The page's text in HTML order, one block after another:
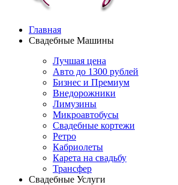
Главная
Свадебные Машины
Лучшая цена
Авто до 1300 рублей
Бизнес и Премиум
Внедорожники
Лимузины
Микроавтобусы
Свадебные кортежи
Ретро
Кабриолеты
Карета на свадьбу
Трансфер
Свадебные Услуги